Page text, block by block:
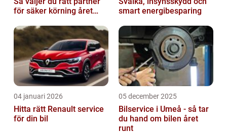
för säker körning året
smart energibesparing
04 januari 2026
Hitta rätt Renault service
för din bil
05 december 2025
Bilservice i Umeå - så tar
du hand om bilen året
runt